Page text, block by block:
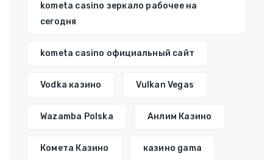
kometa casino зеркало рабочее на
сегодня
kometa casino официальный сайт
Vodka казино Vulkan Vegas
Wazamba Polska Анлим Казино
Комета Казино казино gama